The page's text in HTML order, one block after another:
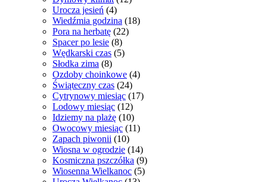
Urocza jesień (4)
Wiedźmia godzina (18)
Pora na herbatę (22)
Spacer po lesie (8)
Wędkarski czas (5)
Słodka zima (8)
Ozdoby choinkowe (4)
Świąteczny czas (24)
Cytrynowy miesiąc (17)
Lodowy miesiąc (12)
Idziemy na plażę (10)
Owocowy miesiąc (11)
Zapach piwonii (10)
Wiosna w ogrodzie (14)
Kosmiczna pszczółka (9)
Wiosenna Wielkanoc (5)